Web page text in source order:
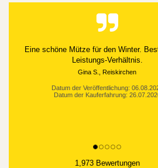
Alles gut geklappt
Datum der Kauferfahrung: 21.07.2026
1,973 Bewertungen